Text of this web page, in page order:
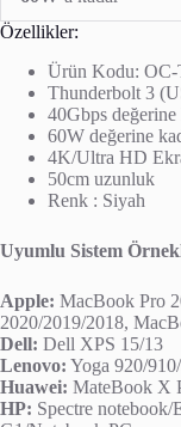
Özellikler:
Ürün Kodu:
Thunderbolt 3
40Gbps değerine
60W değerine
4K/Ultra HD
50cm uzunluk
Renk : Siyah
Uyumlu Sistem
Apple: MacBook Pro
2020/2019/2018,
Dell: Dell XPS 15/13
Lenovo: Yoga 920/
Huawei: MateBook X
HP: Spectre